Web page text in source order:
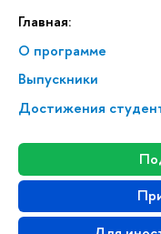
Главная:
О программе
Выпускники
Достижения